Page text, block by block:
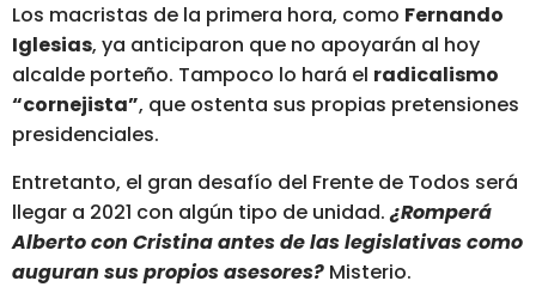
Los macristas de la primera hora, como Fernando
Iglesias, ya anticiparon que no apoyarán al hoy
alcalde porteño. Tampoco lo hará el radicalismo
“cornejista”, que ostenta sus propias pretensiones
presidenciales.
Entretanto, el gran desafío del Frente de Todos será
llegar a 2021 con algún tipo de unidad.¿Romperá
Alberto con Cristina antes de las legislativas como
auguran sus propios asesores? Misterio.